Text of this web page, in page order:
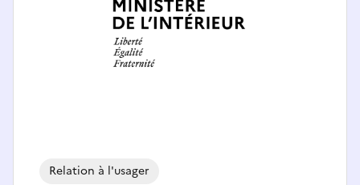
Relation à l'usager